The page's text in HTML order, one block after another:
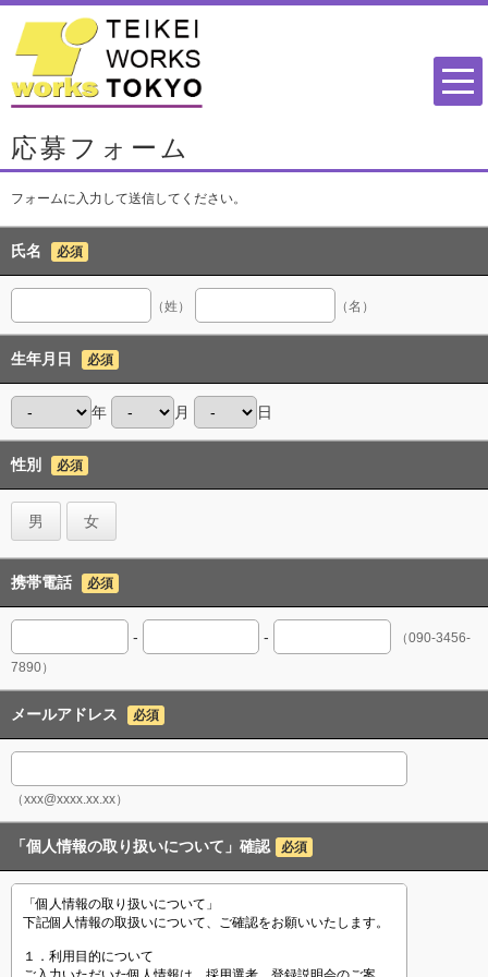
応募フォーム
フォームに入力して送信してください。
氏名 必須
（姓） （名）
生年月日 必須
年 月 日
性別 必須
男 女
携帯電話 必須
- -
（090-3456-
7890）
メールアドレス 必須
（xxx@xxxx.xx.xx）
「個人情報の取り扱いについて」確認 必須